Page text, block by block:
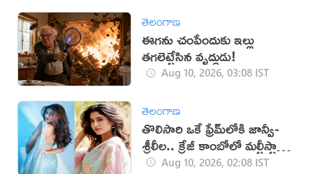
తెలంగాణ
ఈగను చంపేందుకు ఇల్లు
తగలెట్టేసిన వృద్ధుడు!
Aug 10, 2026, 03:08 IST
తెలంగాణ
తొలిసారి ఒకే ఫ్రేమ్‌లోకి జాన్వీ-
శ్రీలీల.. క్రేజీ కాంబోలో మల్టీస్టారర్
సినిమా?
Aug 10, 2026, 02:08 IST